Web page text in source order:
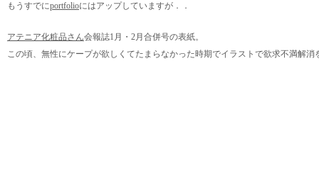
もうすでにportfolioにはアップしていますが．．
アテニア化粧品さん会報誌1月・2月合併号の表紙。
この頃、無性にケープが欲しくてたまらなかった時期でイラストで欲求不満解消